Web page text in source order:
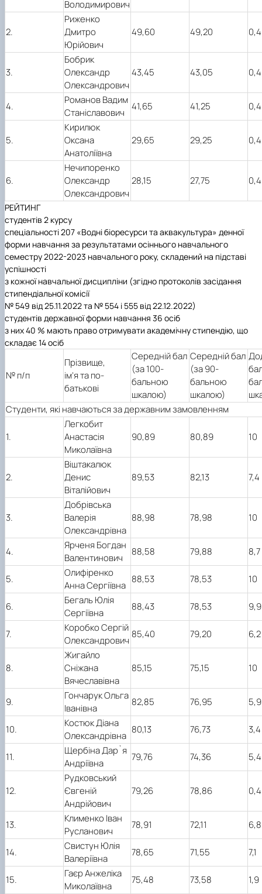
Володимирович
2.
Риженко
Дмитро
Юрійович
49,60 49,20 0,4
3.
Бобрик
Олександр
Олександрович
43,45 43,05 0,4
4.
Романов Вадим
Станіславович
41,65 41,25 0,4
5.
Кирилюк
Оксана
Анатоліївна
29,65 29,25 0,4
6.
Нечипоренко
Олександр
Олександрович
28,15 27,75 0,4
РЕЙТИНГ
студентів 2 курсу
спеціальності 207 «Водні біоресурси та аквакультура» денної
форми навчання за результатами осіннього навчального
семестру 2022-2023 навчального року, складений на підставі
успішності
з кожної навчальної дисципліни (згідно протоколів засідання
стипендіальної комісії
№ 549 від 25.11.2022 та № 554 і 555 від 22.12.2022)
студентів державної форми навчання 36 осіб
з них 40 % мають право отримувати академічну стипендію, що
складає 14 осіб
№ п/п
Прізвище,
ім’я та по-
батькові
Середній бал
(за 100-
бальною
шкалою)
Середній бал
(за 90-
бальною
шкалою)
Студенти, які навчаються за державним замовленням
1.
Легкобит
Анастасія
Миколаївна
90,89 80,89 10
2.
Віштакалюк
Денис
Віталійович
89,53 82,13 7,4
3.
Добрівська
Валерія
Олександрівна
88,98 78,98 10
4.
Ярченя Богдан
Валентинович
88,58 79,88 8,7
5.
Олифіренко
Анна Сергіївна
88,53 78,53 10
6.
Бегаль Юлія
Сергіївна
88,43 78,53 9,9
7.
Коробко Сергій
Олександрович
85,40 79,20 6,2
8.
Жигайло
Сніжана
Вячеславівна
85,15 75,15 10
9.
Гончарук Ольга
Іванівна
82,85 76,95 5,9
10.
Костюк Діана
Олександрівна
80,13 76,73 3,4
11.
Щербіна Дар`я
Андріївна
79,76 74,36 5,4
12.
Рудковський
Євгеній
Андрійович
79,26 78,86 0,4
13.
Клименко Іван
Русланович
78,91 72,11 6,8
14.
Свистун Юлія
Валеріївна
78,65 71,55 7,1
15.
Гаєр Анжеліка
Миколаївна
75,48 73,58 1,9